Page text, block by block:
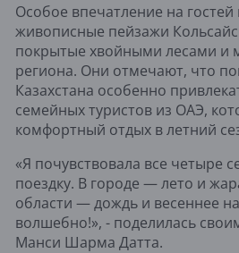
Особое впечатление на
живописные пейзажи
покрытые хвойными лесами и
региона. Они отмечают, что
Казахстана особенно
семейных туристов из ОАЭ,
комфортный отдых в летний
«Я почувствовала все четыре
поездку. В городе — лето и
области — дождь и весеннее
волшебно!», - поделилась
Манси Шарма Датта.